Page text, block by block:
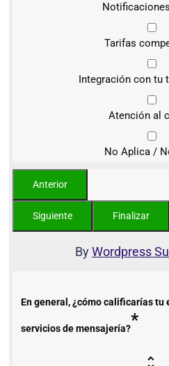
Tarifas
Integración con tu
Atención al
No Aplica /
ByWordpress
En general, ¿cómo calificarías tu
servicios de mensajería?*